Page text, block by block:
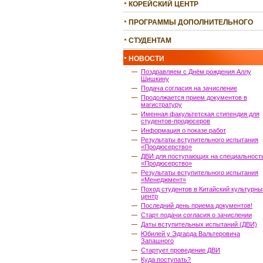
КОРЕЙСКИЙ ЦЕНТР
ПРОГРАММЫ ДОПОЛНИТЕЛЬНОГО
СТУДЕНТАМ
НОВОСТИ
Поздравляем с Днём рождения Аллу
Шишкину
Подача согласия на зачисление
Продолжается прием документов в
магистратуру
Именная факультетская стипендия для
студентов-продюсеров
Информация о показе работ
Результаты вступительного испытания
«Продюсерство»
ДВИ для поступающих на
«Продюсерство»
Результаты вступительного испытания
«Менеджмент»
Поход студентов в Китайский
центр
Последний день приема документов!
Старт подачи согласия о зачислении
Даты вступительных испытаний (ДВИ)
Юбилей у Эдгарда Вальтеровича
Запашного
Стартует проведение ДВИ
Куда поступать?